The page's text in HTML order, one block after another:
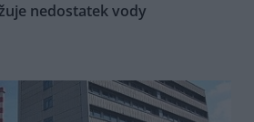
nedostatek vody